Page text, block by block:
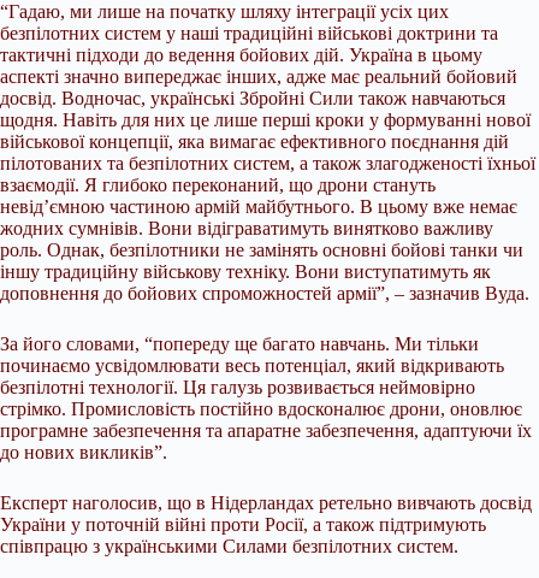
“Гадаю, ми лише на початку шляху інтеграції усіх цих
безпілотних систем у наші традиційні військові доктрини та
тактичні підходи до ведення бойових дій. Україна в цьому
аспекті значно випереджає інших, адже має реальний бойовий
досвід. Водночас, українські Збройні Сили також навчаються
щодня. Навіть для них це лише перші кроки у формуванні нової
військової концепції, яка вимагає ефективного поєднання дій
пілотованих та безпілотних систем, а також злагодженості їхньої
взаємодії. Я глибоко переконаний, що дрони стануть
невід’ємною частиною армій майбутнього. В цьому вже немає
жодних сумнівів. Вони відіграватимуть винятково важливу
роль. Однак, безпілотники не замінять основні бойові танки чи
іншу традиційну військову техніку. Вони виступатимуть як
доповнення до бойових спроможностей армії”, – зазначив Вуда.
За його словами, “попереду ще багато навчань. Ми тільки
починаємо усвідомлювати весь потенціал, який відкривають
безпілотні технології. Ця галузь розвивається неймовірно
стрімко. Промисловість постійно вдосконалює дрони, оновлює
програмне забезпечення та апаратне забезпечення, адаптуючи їх
до нових викликів”.
Експерт наголосив, що в Нідерландах ретельно вивчають досвід
України у поточній війні проти Росії, а також підтримують
співпрацю з українськими Силами безпілотних систем.